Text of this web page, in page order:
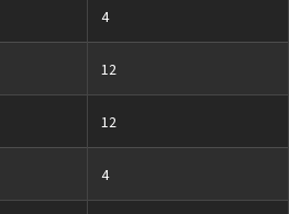
4
12
12
4